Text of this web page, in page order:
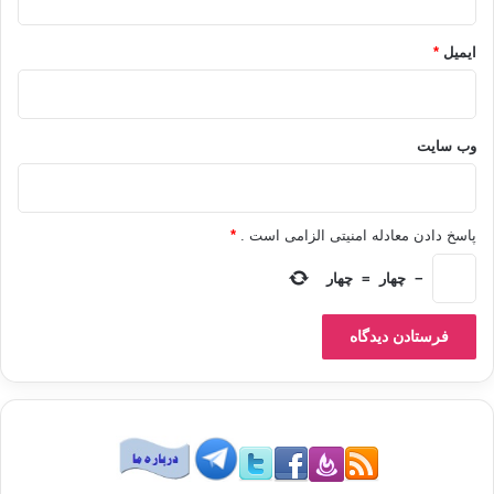
ووسيلة لها، وطريقًا للوصول إليها.
وهذه هي بعض الأفكار التي تساعد الإنسان على تحديد أهدافه المشروعة:
1- حذار أن تعود نفسك على القيام بأعمال لا هدف لها.
2- عند تحديد الأهداف يجب مراعاة الإمكانات المتاحة والمتوقعة، ثم تحديد
المعدة لها أو تلك التي يمكن إعدادها متواضعة جدًّا، أي أن يكون الهدف ممكنَ
الحصول والتحقيق.
3- يجب أن يكون الهدف الذي تسعى لتحقيقه مناسبًا للزمن الذي قدرته
4- يجب أن يكون محددًا واضحًا لا غموض فيه ولا لبس؛ لأن عدم تحديد الهدف
أو عدم وضوحه يجعل الإنسان غير قادر على الوصول إلى ما يريد أو عدم
كان عظيمًا وممكنًا ومشروعًا ومحددًا ما لم يبين سبيل الوصول إليه يبقى
أفكارًا وآمالاً فقط، أما تحققه في الواقع فلا بد له من خطة توصل إليه.
ایمیل *
وب‌ سایت
پاسخ دادن معادله امنیتی الزامی است . *
− چهار = چهار